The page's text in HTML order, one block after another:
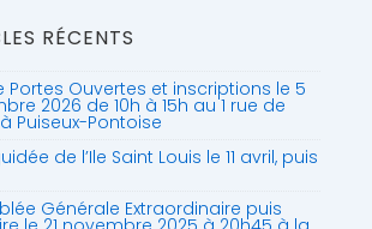
RÉCENTS
Portes Ouvertes et inscriptions le 5
2026 de 10h à 15h au 1 rue de
à Puiseux-Pontoise
de l’Ile Saint Louis le 11 avril, puis
Générale Extraordinaire puis